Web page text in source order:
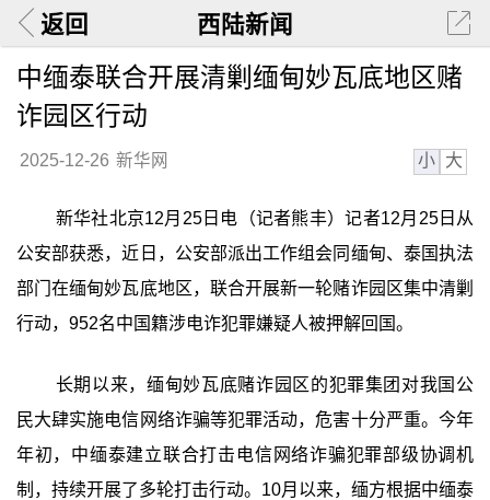
返回 西陆新闻
中缅泰联合开展清剿缅甸妙瓦底地区赌
诈园区行动
2025-12-26 新华网 小 大
新华社北京12月25日电（记者熊丰）记者12月25日从
公安部获悉，近日，公安部派出工作组会同缅甸、泰国执法
部门在缅甸妙瓦底地区，联合开展新一轮赌诈园区集中清剿
行动，952名中国籍涉电诈犯罪嫌疑人被押解回国。
长期以来，缅甸妙瓦底赌诈园区的犯罪集团对我国公
民大肆实施电信网络诈骗等犯罪活动，危害十分严重。今年
年初，中缅泰建立联合打击电信网络诈骗犯罪部级协调机
制，持续开展了多轮打击行动。10月以来，缅方根据中缅泰